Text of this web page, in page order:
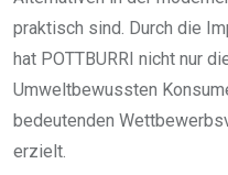
praktisch sind. Durch die
hat POTTBURRI nicht nur
Umweltbewussten
bedeutenden
erzielt.